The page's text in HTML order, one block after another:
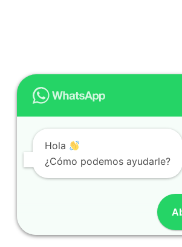
Hola
¿Cómo podemos ayudarle?